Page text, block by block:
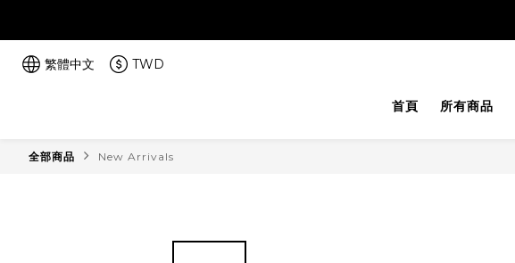
繁體中文 TWD
首頁 所有商品
全部商品 New Arrivals